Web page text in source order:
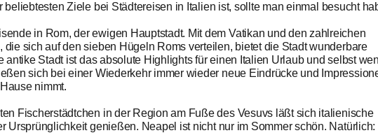
Ziele bei Städtereisen in Italien ist, sollte man einmal besucht
in Rom, der ewigen Hauptstadt. Mit dem Vatikan und den zahlreichen
die sich auf den sieben Hügeln Roms verteilen, bietet die Stadt wunderbare
antike Stadt ist das absolute Highlights für einen Italien Urlaub und selbst
sich bei einer Wiederkehr immer wieder neue Eindrücke und
nimmt.
Fischerstädtchen in der Region am Fuße des Vesuvs läßt sich italienische
Ursprünglichkeit genießen. Neapel ist nicht nur im Sommer schön. Natürlich: